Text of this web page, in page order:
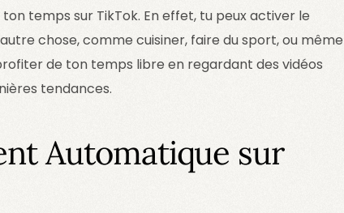
temps sur TikTok. En effet, tu peux activer le
chose, comme cuisiner, faire du sport, ou même
de ton temps libre en regardant des vidéos
tendances.
Automatique sur